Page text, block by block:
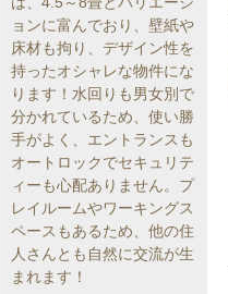
ョンに富んでおり、壁紙や
床材も拘り、デザイン性を
持ったオシャレな物件にな
ります！水回りも男女別で
分かれているため、使い勝
手がよく、エントランスも
オートロックでセキュリテ
ィーも心配ありません。プ
レイルームやワーキングス
ペースもあるため、他の住
人さんとも自然に交流が生
まれます！